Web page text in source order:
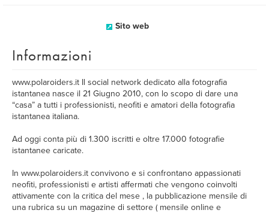
Sito web
Informazioni
www.polaroiders.it Il social network dedicato alla fotografia
istantanea nasce il 21 Giugno 2010, con lo scopo di dare una
“casa” a tutti i professionisti, neofiti e amatori della fotografia
istantanea italiana.
Ad oggi conta più di 1.300 iscritti e oltre 17.000 fotografie
istantanee caricate.
In www.polaroiders.it convivono e si confrontano appassionati
neofiti, professionisti e artisti affermati che vengono coinvolti
attivamente con la critica del mese , la pubblicazione mensile di
una rubrica su un magazine di settore ( mensile online e